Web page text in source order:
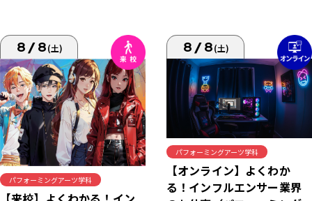
8/8(土)
パフォーミングアーツ学科
8/8(土)
パフォーミングアーツ学科
【オンライン】よくわか
る！インフルエンサー業界